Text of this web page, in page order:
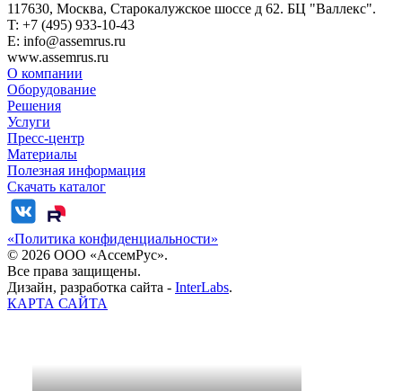
117630, Москва, Старокалужское шоссе д 62. БЦ "Валлекс".
T: +7 (495) 933-10-43
E: info@assemrus.ru
www.assemrus.ru
О компании
Оборудование
Решения
Услуги
Пресс-центр
Материалы
Полезная информация
Скачать каталог
«Политика конфиденциальности»
© 2026 ООО «АссемРус».
Все права защищены.
Дизайн, разработка сайта - InterLabs.
КАРТА САЙТА